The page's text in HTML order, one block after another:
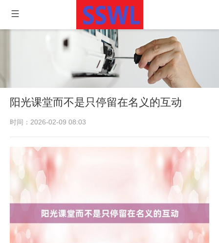
阳光课堂而不是只停留在名义的互动
时间：2026-02-09 08:03